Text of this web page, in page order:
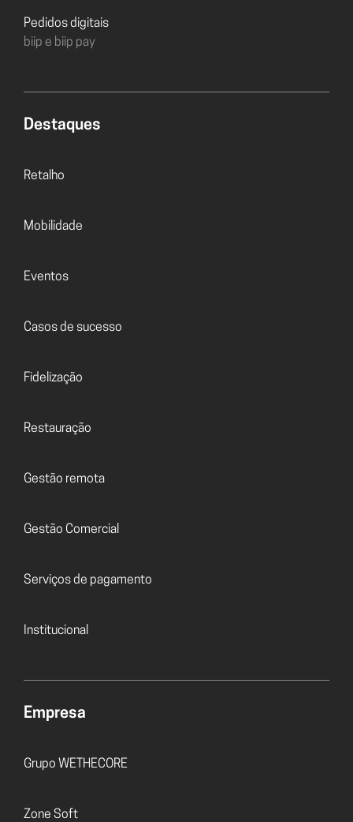
Pedidos digitais
biip e biip pay
Destaques
Retalho
Mobilidade
Eventos
Casos de sucesso
Fidelização
Restauração
Gestão remota
Gestão Comercial
Serviços de pagamento
Institucional
Empresa
Grupo WETHECORE
Zone Soft